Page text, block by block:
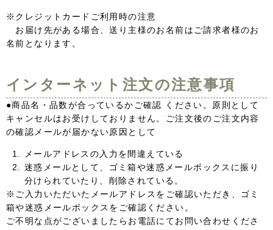
※クレジットカードご利用時の注意
お届け先がある場合、送り主様のお名前はご請求者様のお
名前となります。
インターネット注文の注意事項
●商品名・品数が合っているかご確認 ください。原則として
キャンセルはお受けしておりません。ご注文後のご注文内容
の確認メールが届かない原因として
メールアドレスの入力を間違えている
迷惑メールとして、ゴミ箱や迷惑メールボックスに振り
分けられていたり、削除されている。
※ご入力いただいたメールアドレスをご確認いただき、ゴミ
箱や迷惑メールボックスをご確認ください。
ご不明な点がございましたらお電話にてお問い合わせくださ